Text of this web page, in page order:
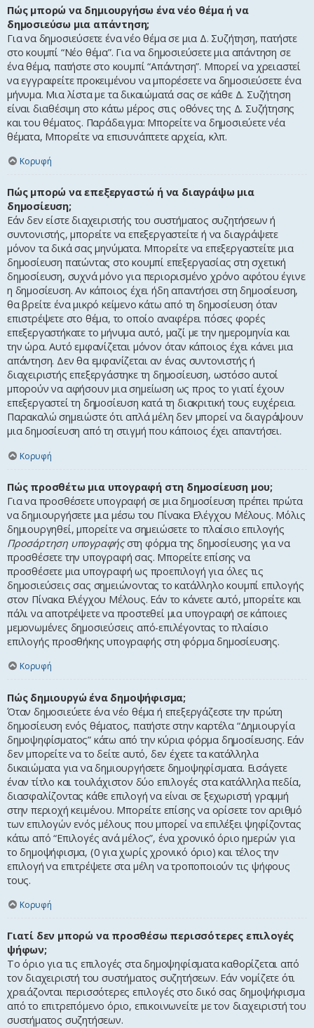
Πώς μπορώ να δημιουργήσω ένα νέο θέμα ή να
δημοσιεύσω μια απάντηση;
Για να δημοσιεύσετε ένα νέο θέμα σε μια Δ. Συζήτηση, πατήστε
στο κουμπί “Νέο θέμα”. Για να δημοσιεύσετε μια απάντηση σε
ένα θέμα, πατήστε στο κουμπί “Απάντηση”. Μπορεί να χρειαστεί
να εγγραφείτε προκειμένου να μπορέσετε να δημοσιεύσετε ένα
μήνυμα. Μια λίστα με τα δικαιώματά σας σε κάθε Δ. Συζήτηση
είναι διαθέσιμη στο κάτω μέρος στις οθόνες της Δ. Συζήτησης
και του θέματος. Παράδειγμα: Μπορείτε να δημοσιεύετε νέα
θέματα, Μπορείτε να επισυνάπτετε αρχεία, κλπ.
Κορυφή
Πώς μπορώ να επεξεργαστώ ή να διαγράψω μια
δημοσίευση;
Εάν δεν είστε διαχειριστής του συστήματος συζητήσεων ή
συντονιστής, μπορείτε να επεξεργαστείτε ή να διαγράψετε
μόνον τα δικά σας μηνύματα. Μπορείτε να επεξεργαστείτε μια
δημοσίευση πατώντας στο κουμπί επεξεργασίας στη σχετική
δημοσίευση, συχνά μόνο για περιορισμένο χρόνο αφότου έγινε
η δημοσίευση. Αν κάποιος έχει ήδη απαντήσει στη δημοσίευση,
θα βρείτε ένα μικρό κείμενο κάτω από τη δημοσίευση όταν
επιστρέψετε στο θέμα, το οποίο αναφέρει πόσες φορές
επεξεργαστήκατε το μήνυμα αυτό, μαζί με την ημερομηνία και
την ώρα. Αυτό εμφανίζεται μόνον όταν κάποιος έχει κάνει μια
απάντηση. Δεν θα εμφανίζεται αν ένας συντονιστής ή
διαχειριστής επεξεργάστηκε τη δημοσίευση, ωστόσο αυτοί
μπορούν να αφήσουν μια σημείωση ως προς το γιατί έχουν
επεξεργαστεί τη δημοσίευση κατά τη διακριτική τους ευχέρεια.
Παρακαλώ σημειώστε ότι απλά μέλη δεν μπορεί να διαγράψουν
μια δημοσίευση από τη στιγμή που κάποιος έχει απαντήσει.
Κορυφή
Πώς προσθέτω μια υπογραφή στη δημοσίευση μου;
Για να προσθέσετε υπογραφή σε μια δημοσίευση πρέπει πρώτα
να δημιουργήσετε μια μέσω του Πίνακα Ελέγχου Μέλους. Μόλις
δημιουργηθεί, μπορείτε να σημειώσετε το πλαίσιο επιλογής
Προσάρτηση υπογραφήςστη φόρμα της δημοσίευσης για να
προσθέσετε την υπογραφή σας. Μπορείτε επίσης να
προσθέσετε μια υπογραφή ως προεπιλογή για όλες τις
δημοσιεύσεις σας σημειώνοντας το κατάλληλο κουμπί επιλογής
στον Πίνακα Ελέγχου Μέλους. Εάν το κάνετε αυτό, μπορείτε και
πάλι να αποτρέψετε να προστεθεί μια υπογραφή σε κάποιες
μεμονωμένες δημοσιεύσεις από-επιλέγοντας το πλαίσιο
επιλογής προσθήκης υπογραφής στη φόρμα δημοσίευσης.
Κορυφή
Πώς δημιουργώ ένα δημοψήφισμα;
Όταν δημοσιεύετε ένα νέο θέμα ή επεξεργάζεστε την πρώτη
δημοσίευση ενός θέματος, πατήστε στην καρτέλα “Δημιουργία
δημοψηφίσματος” κάτω από την κύρια φόρμα δημοσίευσης. Εάν
δεν μπορείτε να το δείτε αυτό, δεν έχετε τα κατάλληλα
δικαιώματα για να δημιουργήσετε δημοψηφίσματα. Εισάγετε
έναν τίτλο και τουλάχιστον δύο επιλογές στα κατάλληλα πεδία,
διασφαλίζοντας κάθε επιλογή να είναι σε ξεχωριστή γραμμή
στην περιοχή κειμένου. Μπορείτε επίσης να ορίσετε τον αριθμό
των επιλογών ενός μέλους που μπορεί να επιλέξει ψηφίζοντας
κάτω από “Επιλογές ανά μέλος”, ένα χρονικό όριο ημερών για
το δημοψήφισμα, (0 για χωρίς χρονικό όριο) και τέλος την
επιλογή να επιτρέψετε στα μέλη να τροποποιούν τις ψήφους
τους.
Κορυφή
Γιατί δεν μπορώ να προσθέσω περισσότερες επιλογές
ψήφων;
Το όριο για τις επιλογές στα δημοψηφίσματα καθορίζεται από
τον διαχειριστή του συστήματος συζητήσεων. Εάν νομίζετε ότι
χρειάζονται περισσότερες επιλογές στο δικό σας δημοψήφισμα
από το επιτρεπόμενο όριο, επικοινωνείτε με τον διαχειριστή του
συστήματος συζητήσεων.